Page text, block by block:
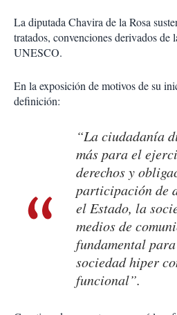
La diputada Chavira de la Rosa
tratados, convenciones derivados de
UNESCO.
En la exposición de motivos de su
definición:
“La ciudadanía
más para el
derechos y
participación de
el Estado, la
medios de
fundamental
sociedad hiper
funcional”.